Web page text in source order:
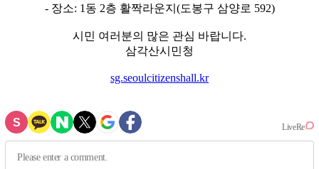
- 장소: 1동 2층 활짝라운지(도봉구 삼양로 592)
시민 여러분의 많은 관심 바랍니다.
삼각산시민청
sg.seoulcitizenshall.kr